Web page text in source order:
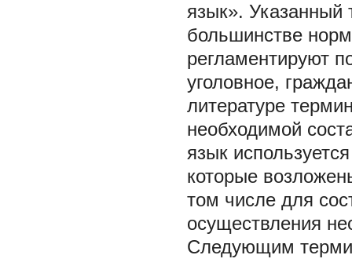
язык». Указанный
большинстве
регламентируют
уголовное,
литературе
необходимой
язык
которые
том числе для
осуществления
Следующим